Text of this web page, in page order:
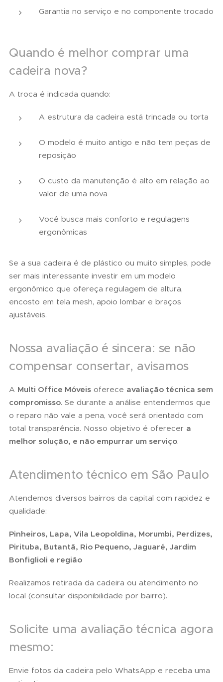
Garantia no serviço e no componente trocado
Quando é melhor comprar uma
cadeira nova?
A troca é indicada quando:
A estrutura da cadeira está trincada ou torta
O modelo é muito antigo e não tem peças de
reposição
O custo da manutenção é alto em relação ao
valor de uma nova
Você busca mais conforto e regulagens
ergonômicas
Se a sua cadeira é de plástico ou muito simples, pode
ser mais interessante investir em um modelo
ergonômico que ofereça regulagem de altura,
encosto em tela mesh, apoio lombar e braços
ajustáveis.
Nossa avaliação é sincera: se não
compensar consertar, avisamos
A Multi Office Móveis oferece avaliação técnica sem
compromisso. Se durante a análise entendermos que
o reparo não vale a pena, você será orientado com
total transparência. Nosso objetivo é oferecer a
melhor solução, e não empurrar um serviço.
Atendimento técnico em São Paulo
Atendemos diversos bairros da capital com rapidez e
qualidade:
Pinheiros, Lapa, Vila Leopoldina, Morumbi, Perdizes,
Pirituba, Butantã, Rio Pequeno, Jaguaré, Jardim
Bonfiglioli e região
Realizamos retirada da cadeira ou atendimento no
local (consultar disponibilidade por bairro).
Solicite uma avaliação técnica agora
mesmo:
Envie fotos da cadeira pelo WhatsApp e receba uma